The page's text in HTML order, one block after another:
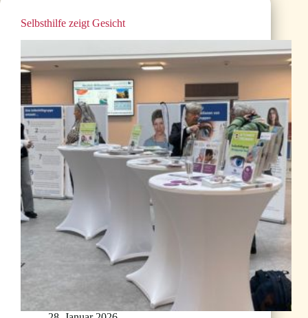
Selbsthilfe zeigt Gesicht